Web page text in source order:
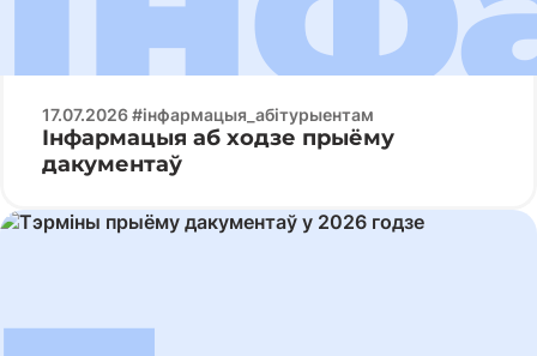
17.07.2026 #інфармацыя_абітурыентам
Інфармацыя аб ходзе прыёму
дакументаў